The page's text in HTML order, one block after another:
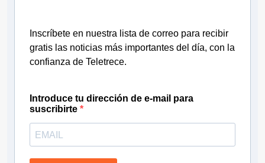
Inscríbete en nuestra lista de correo para recibir
gratis las noticias más importantes del día, con la
confianza de Teletrece.
Introduce tu dirección de e-mail para
suscribirte